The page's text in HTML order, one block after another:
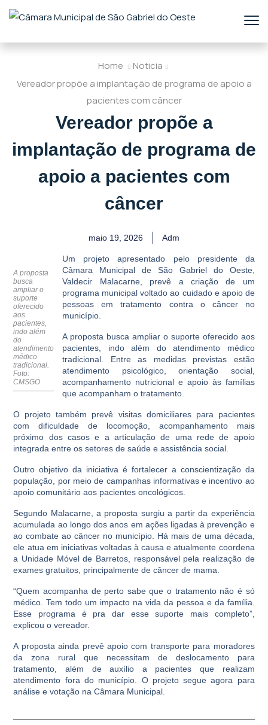
Home
Noticia
Vereador propõe a implantação de programa de apoio a
pacientes com câncer
Vereador propõe a
implantação de programa de
apoio a pacientes com
câncer
maio 19, 2026 Adm
A proposta
busca
ampliar o
suporte
oferecido
aos
pacientes,
indo além
do
atendimento
médico
tradicional.
Foto:
CMSGO
Um projeto apresentado pelo presidente da
Câmara Municipal de São Gabriel do Oeste,
Valdecir Malacarne, prevê a criação de um
programa municipal voltado ao cuidado e apoio de
pessoas em tratamento contra o câncer no
município.
A proposta busca ampliar o suporte oferecido aos
pacientes, indo além do atendimento médico
tradicional. Entre as medidas previstas estão
atendimento psicológico, orientação social,
acompanhamento nutricional e apoio às famílias
que acompanham o tratamento.
O projeto também prevê visitas domiciliares para pacientes
com dificuldade de locomoção, acompanhamento mais
próximo dos casos e a articulação de uma rede de apoio
integrada entre os setores de saúde e assistência social.
Outro objetivo da iniciativa é fortalecer a conscientização da
população, por meio de campanhas informativas e incentivo ao
apoio comunitário aos pacientes oncológicos.
Segundo Malacarne, a proposta surgiu a partir da experiência
acumulada ao longo dos anos em ações ligadas à prevenção e
ao combate ao câncer no município. Há mais de uma década,
ele atua em iniciativas voltadas à causa e atualmente coordena
a Unidade Móvel de Barretos, responsável pela realização de
exames gratuitos, principalmente de câncer de mama.
“Quem acompanha de perto sabe que o tratamento não é só
médico. Tem todo um impacto na vida da pessoa e da família.
Esse programa é pra dar esse suporte mais completo”,
explicou o vereador.
A proposta ainda prevê apoio com transporte para moradores
da zona rural que necessitam de deslocamento para
tratamento, além de auxílio a pacientes que realizam
atendimento fora do município. O projeto segue agora para
análise e votação na Câmara Municipal.